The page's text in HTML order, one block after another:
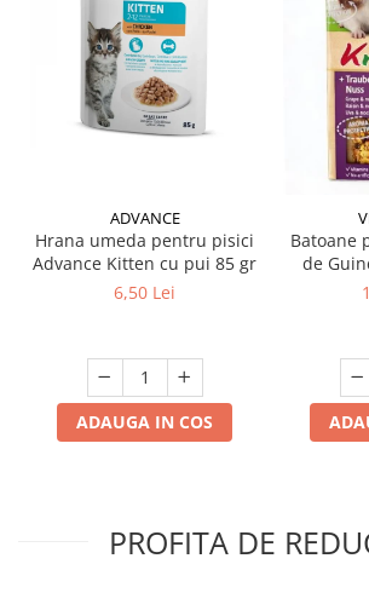
ADVANCE
Hrana umeda pentru pisici
Advance Kitten cu pui 85 gr
6,50 Lei
ADAUGA IN COS
Batoane
de
PROFITA DE